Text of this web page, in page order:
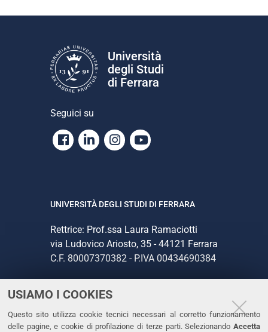
USIAMO I COOKIES
Questo sito utilizza cookie tecnici necessari al corretto funzionamento
delle pagine, e cookie di profilazione di terze parti. Selezionando Accetta
Università
degli Studi
di Ferrara
Seguici su
Facebook
LinkedinInstagram
Youtube
UNIVERSITÀ DEGLI STUDI DI FERRARA
Rettrice: Prof.ssa Laura Ramaciotti
via Ludovico Ariosto, 35 - 44121 Ferrara
C.F. 80007370382 - P.IVA 00434690384
CONTATTI
Tel. +39 0532 293111